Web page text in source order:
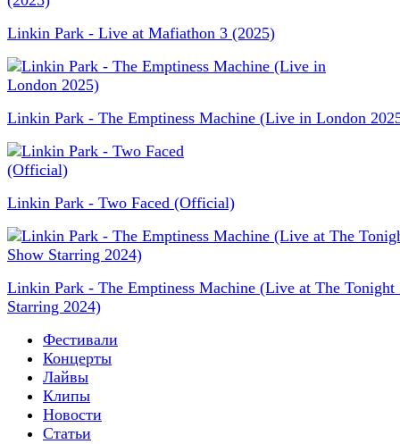
Linkin Park - Live at Mafiathon 3 (2025)
Linkin Park - The Emptiness Machine (Live in London
Linkin Park - Two Faced (Official)
Linkin Park - The Emptiness Machine (Live at The Tonight
Starring 2024)
Фестивали
Концерты
Лайвы
Клипы
Новости
Статьи